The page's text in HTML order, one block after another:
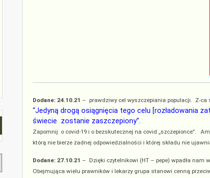
Dodane: 24.10.21 – prawdziwy cel wyszczepiania populacji. Z-ca
“Jedyną drogą osiągnięcia tego celu [rozładowania
świecie zostanie zaszczepiony”.
Zapomnij o covid-19 i o bezskutecznej na covid „szczepionce”.
którą nie bierze żadnej odpowiedzialności i której składu nie
Dodane: 27.10.21 – Dzięki czytelnikowi (HT – pepe) wpadła nam
Obejmująca wielu prawników i lekarzy grupa stanowi cenną